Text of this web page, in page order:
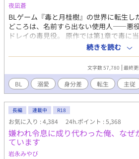
夜凪蒼
BLゲーム『毒と月桂樹』の世界に転生し
どころは、名前すら出ない使用人——悪
ドレイの毒見役。 原作では第1章で毒に
モブ中のモブだ。 死にたくない。前世は
臭も変色も見分けられる。全力で毒を
う決めて初仕事に臨んだのに。 「では
な」 なぜかこの公爵、毒見役より先に自
る。 「毒の公爵」と恐れられるこの人は
けて味覚が壊れていた。何を食べても泥
がない——はずなのに、俺が「美味しい
の人は初めて言葉に詰まった。 泥の味
が、なぜか俺にだけ甘い。 生き延びるた
かこの人に味を届ける仕事に変わってい
りの公爵。ふたりの食卓のラブコメディ
本作は『小説家になろう』『カクヨム』
続きを読む
文字数 57,780 最終
BL 溺愛 身分差 転生 主従
長編 連載中 R18
お気に入り : 4,384 24h.ポイント : 5,368
嫌われ令息に成り代わった俺、なぜ
ています
岩永みやび